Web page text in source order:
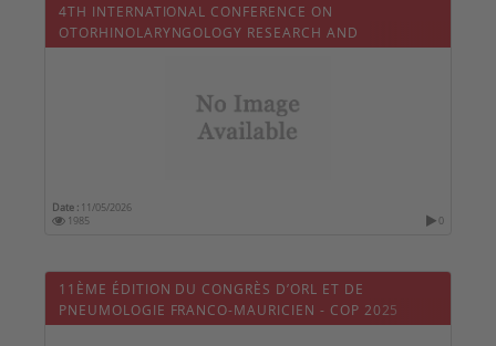
4TH INTERNATIONAL CONFERENCE ON
OTORHINOLARYNGOLOGY RESEARCH AND
TREATMENT
Date : 11/05/2026
1985
0
11ÈME ÉDITION DU CONGRÈS D’ORL ET DE
PNEUMOLOGIE FRANCO-MAURICIEN - COP 2025